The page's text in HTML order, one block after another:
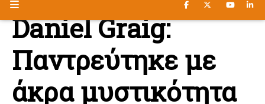
Daniel Graig:
Παντρεύτηκε με
άκρα μυστικότητα